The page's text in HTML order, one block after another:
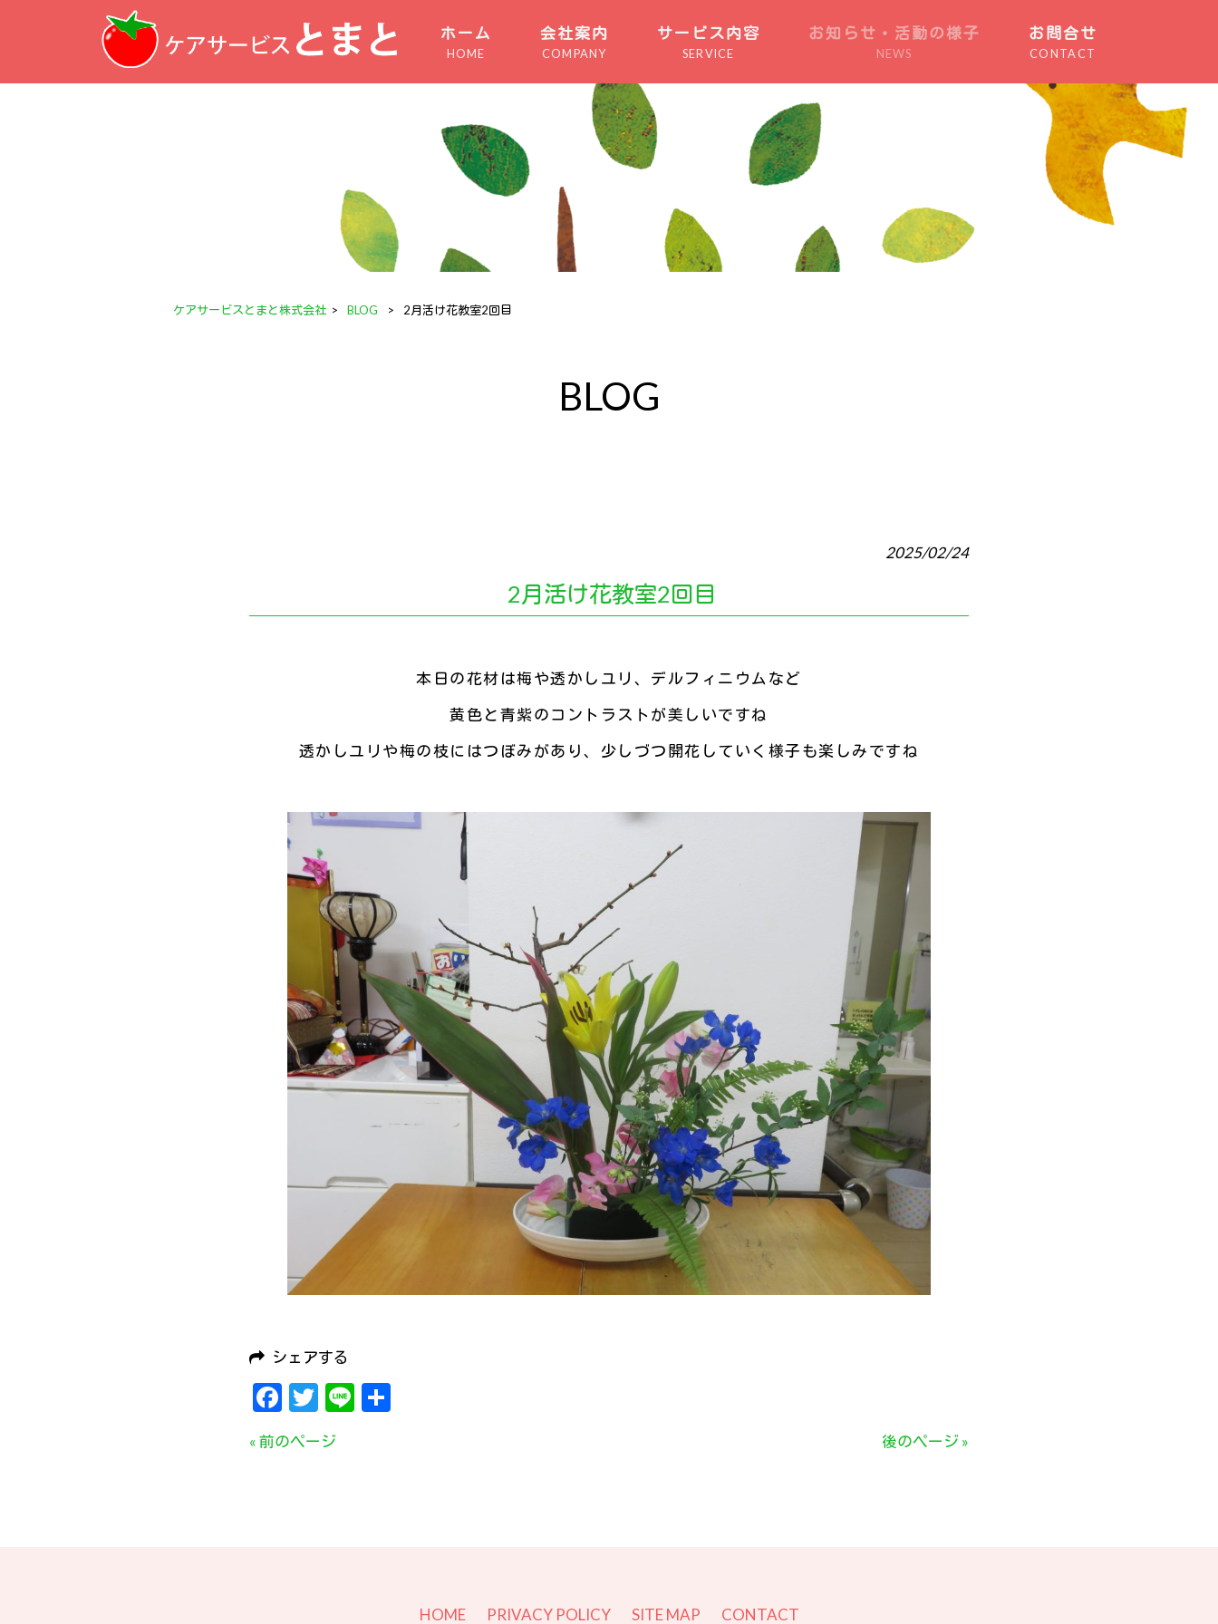
ホーム
HOME
会社案内
COMPANY
サービス内容
SERVICE
お知らせ・活動の様子
NEWS
お問合せ
CONTACT
ケアサービスとまと株式会社 > BLOG > 2月活け花教室2回目
BLOG
2025/02/24
2月活け花教室2回目
本日の花材は梅や透かしユリ、デルフィニウムなど
黄色と青紫のコントラストが美しいですね
透かしユリや梅の枝にはつぼみがあり、少しづつ開花していく様子も楽しみですね
シェアする
Facebook
Twitter
Line共
« 前のページ 後のページ »
HOME PRIVACY POLICY SITE MAP CONTACT